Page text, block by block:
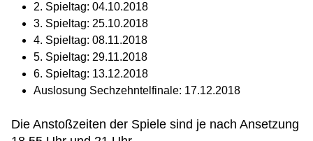
2. Spieltag: 04.10.2018
3. Spieltag: 25.10.2018
4. Spieltag: 08.11.2018
5. Spieltag: 29.11.2018
6. Spieltag: 13.12.2018
Auslosung Sechzehntelfinale: 17.12.2018
Die Anstoßzeiten der Spiele sind je nach Ansetzung